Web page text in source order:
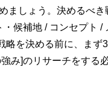
ましょう。決めるべ
・候補地 / コンセプト /
略を決める前に、まず
み]のリサーチをする